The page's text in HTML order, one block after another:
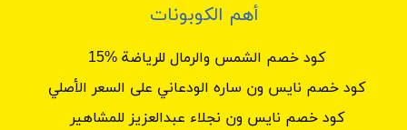
أهم الكوبونات
كود خصم الشمس والرمال للرياضة %15
كود خصم نايس ون ساره الودعاني على السعر الأصلي
كود خصم نايس ون نجلاء عبدالعزيز للمشاهير